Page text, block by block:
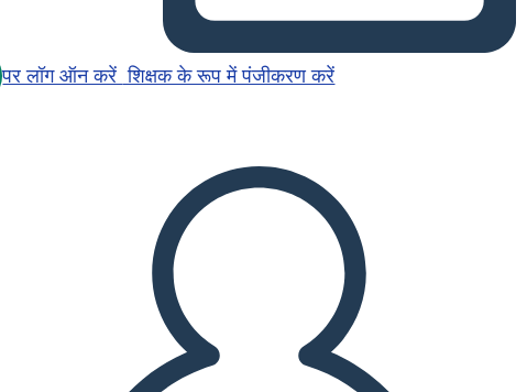
पर लॉग ऑन करें शिक्षक के रूप में पंजीकरण करें